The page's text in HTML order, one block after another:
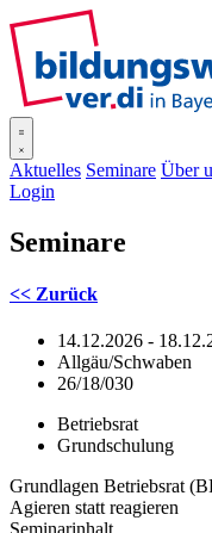
Aktuelles Seminare Über
Login
Seminare
<< Zurück
14.12.2026 -
Allgäu/Schwaben
26/18/030
Betriebsrat
Grundschulung
Grundlagen Betriebsrat
Agieren statt reagieren